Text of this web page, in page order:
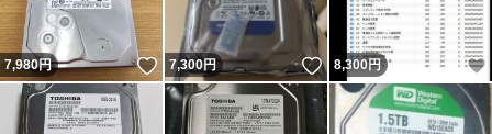
7,980円 いいね！
7,300円 いいね！
8,300円